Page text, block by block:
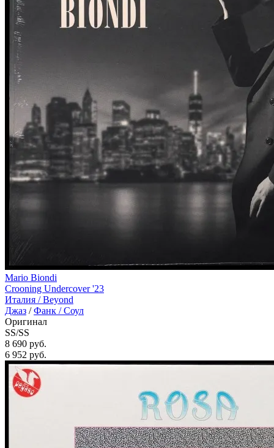
Mario Biondi
Crooning Undercover '23
Италия /Beyond
Джаз /Фанк / Соул
Оригинал
SS/SS
8 690 руб.
6 952 руб.